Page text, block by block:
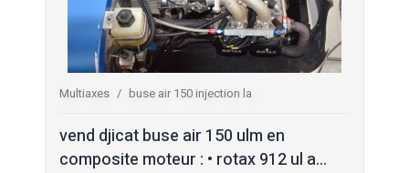
Multiaxes buse air 150 injection la
vend djicat buse air 150 ulm en
composite moteur : • rotax 912 ul a...